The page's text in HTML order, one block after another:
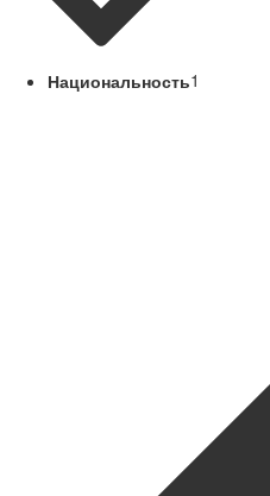
Национальность1